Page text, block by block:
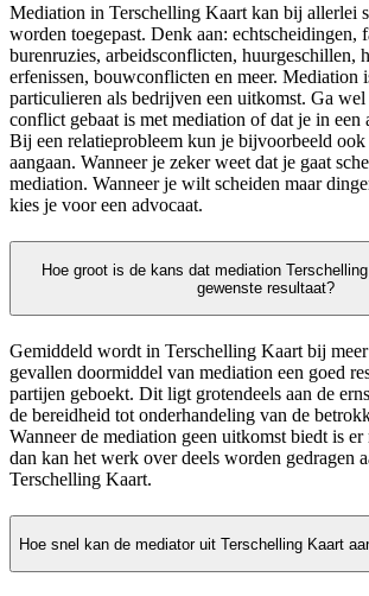
Mediation in Terschelling Kaart kan bij allerlei
worden toegepast. Denk aan: echtscheidingen,
burenruzies, arbeidsconflicten, huurgeschillen,
erfenissen, bouwconflicten en meer. Mediation
particulieren als bedrijven een uitkomst. Ga
conflict gebaat is met mediation of dat je in een
Bij een relatieprobleem kun je bijvoorbeeld ook
aangaan. Wanneer je zeker weet dat je gaat
mediation. Wanneer je wilt scheiden maar
kies je voor een advocaat.
Hoe groot is de kans dat mediation
gewenste resultaat?
Gemiddeld wordt in Terschelling Kaart bij
gevallen doormiddel van mediation een goed
partijen geboekt. Dit ligt grotendeels aan de
de bereidheid tot onderhandeling van de
Wanneer de mediation geen uitkomst biedt is
dan kan het werk over deels worden gedragen
Terschelling Kaart.
Hoe snel kan de mediator uit Terschelling Kaart